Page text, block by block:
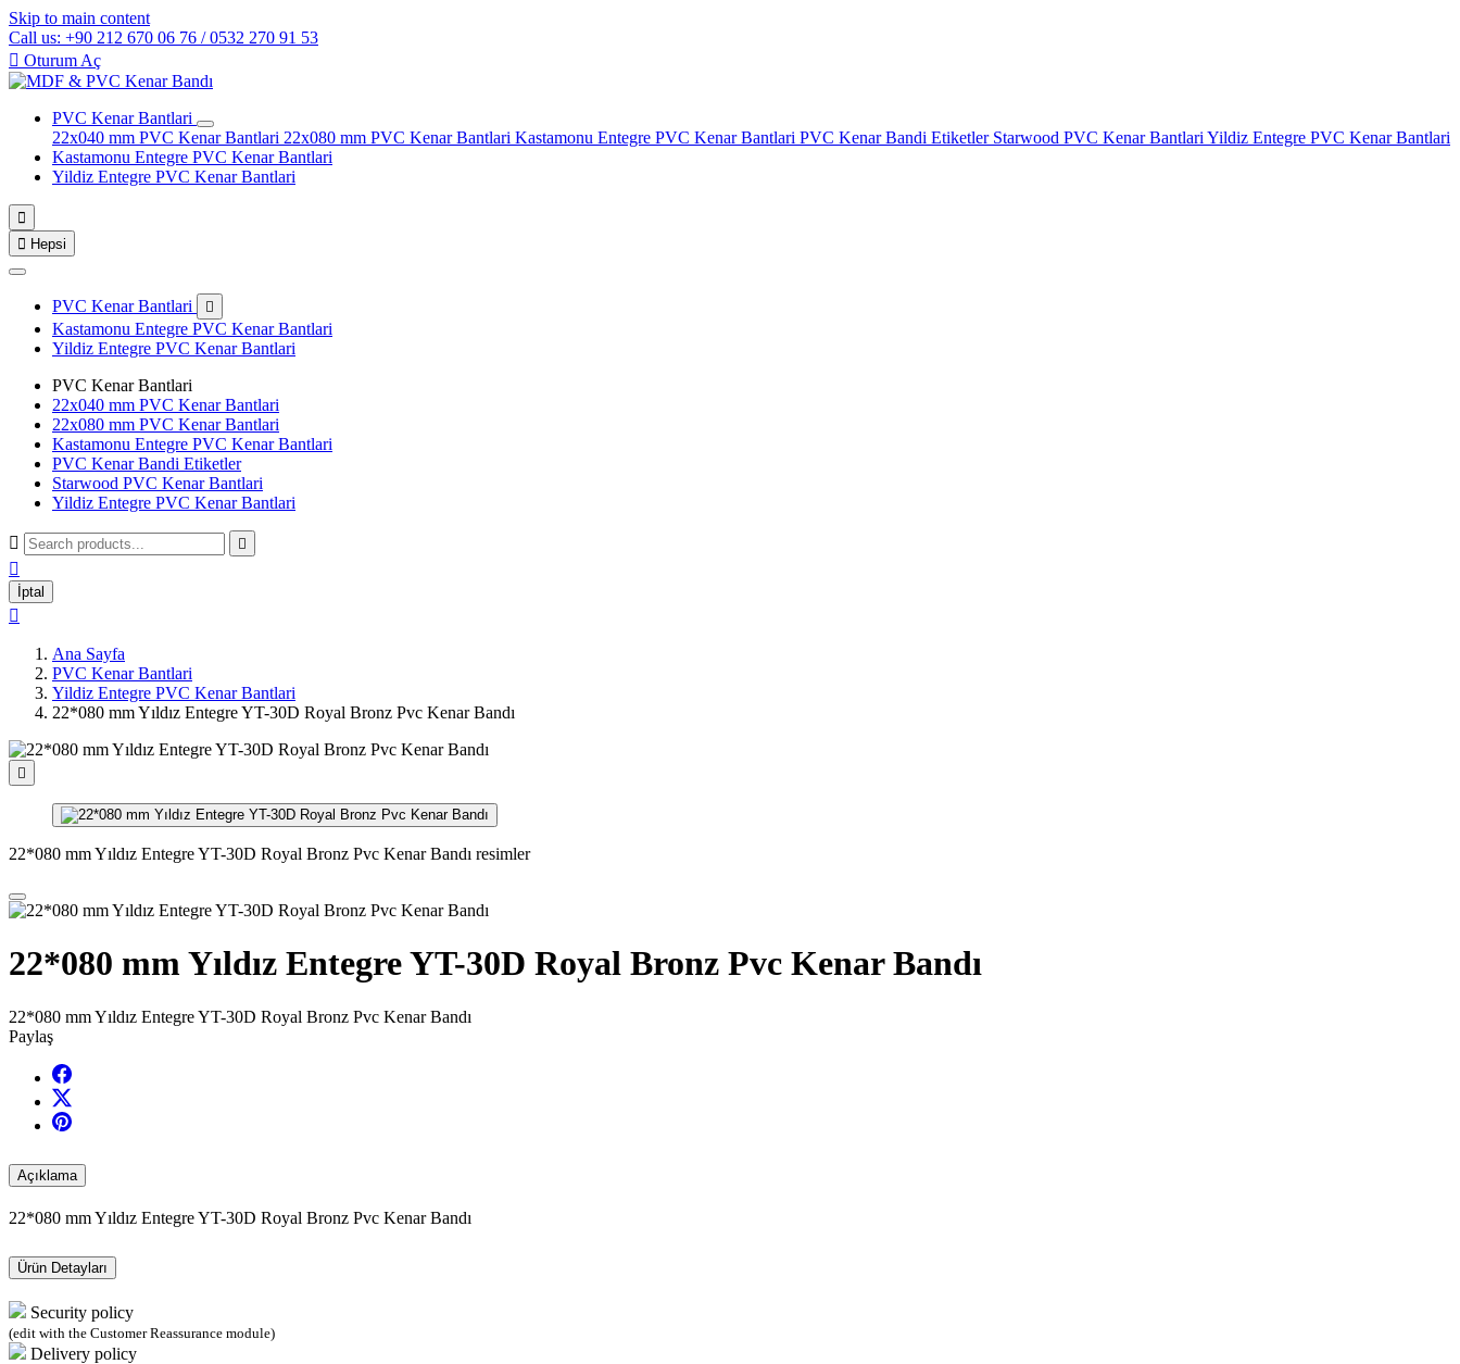
Skip to main content
Call us: +90 212 670 06 76 / 0532 270 91 53
 Oturum Aç
PVC Kenar Bantlari
22x040 mm PVC Kenar Bantlari 22x080 mm PVC Kenar Bantlari Kastamonu Entegre PVC Kenar Bantlari PVC Kenar Bandi Etiketler Starwood PVC Kenar Bantlari Yildiz Entegre PVC Kenar Bantlari
Kastamonu Entegre PVC Kenar Bantlari
Yildiz Entegre PVC Kenar Bantlari

 Hepsi
PVC Kenar Bantlari 
Kastamonu Entegre PVC Kenar Bantlari
Yildiz Entegre PVC Kenar Bantlari
PVC Kenar Bantlari
22x040 mm PVC Kenar Bantlari
22x080 mm PVC Kenar Bantlari
Kastamonu Entegre PVC Kenar Bantlari
PVC Kenar Bandi Etiketler
Starwood PVC Kenar Bantlari
Yildiz Entegre PVC Kenar Bantlari
 

İptal

Ana Sayfa
PVC Kenar Bantlari
Yildiz Entegre PVC Kenar Bantlari
22*080 mm Yıldız Entegre YT-30D Royal Bronz Pvc Kenar Bandı

22*080 mm Yıldız Entegre YT-30D Royal Bronz Pvc Kenar Bandı resimler
22*080 mm Yıldız Entegre YT-30D Royal Bronz Pvc Kenar Bandı
22*080 mm Yıldız Entegre YT-30D Royal Bronz Pvc Kenar Bandı
Paylaş
Açıklama
22*080 mm Yıldız Entegre YT-30D Royal Bronz Pvc Kenar Bandı
Ürün Detayları
Security policy
(edit with the Customer Reassurance module)
Delivery policy